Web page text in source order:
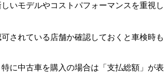
いモデルやコストパフォーマンスを重視し
されている店舗か確認しておくと車検時も
に中古車を購入の場合は「支払総額」が表